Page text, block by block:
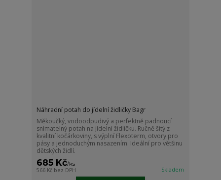
Náhradní potah do jídelní židličky Bagr
Měkoučký, vodoodpudivý a perfektně padnoucí
snímatelný potah na jídelní židličku. Ručně šitý z
kvalitní kočárkoviny, s výplní Flexoterm, otvory pro
pásy a jednoduchým nasazením. Ideální pro většinu
dětských židlí.
685 Kč/ks
566 Kč bez DPH Skladem